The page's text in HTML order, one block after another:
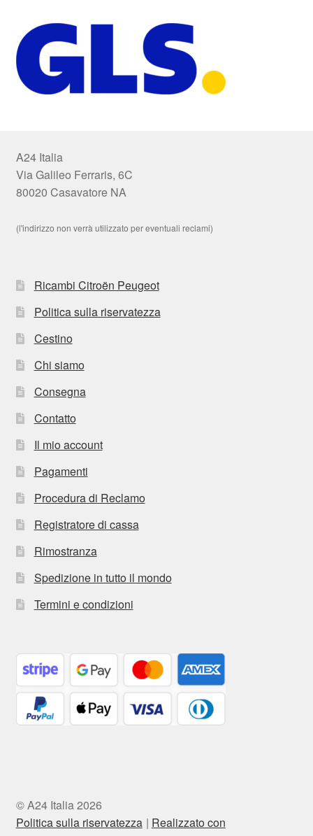
A24 Italia
Via Galileo Ferraris, 6C
80020 Casavatore NA
(l'indirizzo non verrà utilizzato per eventuali reclami)
Ricambi Citroën Peugeot
Politica sulla riservatezza
Cestino
Chi siamo
Consegna
Contatto
Il mio account
Pagamenti
Procedura di Reclamo
Registratore di cassa
Rimostranza
Spedizione in tutto il mondo
Termini e condizioni
© A24 Italia 2026
Politica sulla riservatezza
Realizzato con